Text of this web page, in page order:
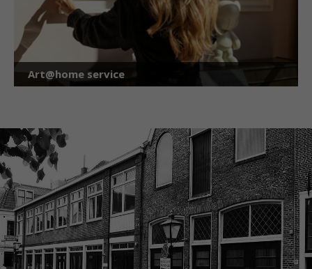
Art@home service